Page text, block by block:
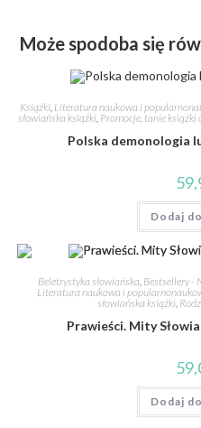
Może spodoba się
Książki, Literatura naukowa i
słowiańska książki, Promocje, tanie książki
Polska demonologia
Dodaj
Beletrystyka słowiańska, Bestsellery -
Literatura naukowa i
słowiańska książki,
Prawieści. Mity
Dodaj